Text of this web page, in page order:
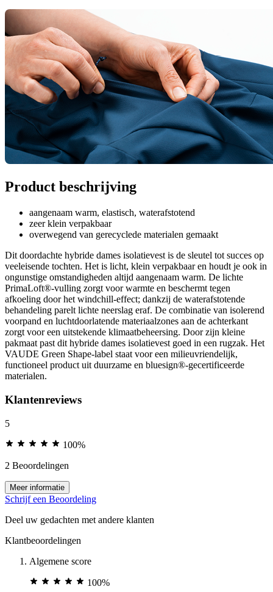
Product beschrijving
aangenaam warm, elastisch, waterafstotend
zeer klein verpakbaar
overwegend van gerecyclede materialen gemaakt
Dit doordachte hybride dames isolatievest is de sleutel tot succes op
veeleisende tochten. Het is licht, klein verpakbaar en houdt je ook in
ongunstige omstandigheden altijd aangenaam warm. De lichte
PrimaLoft®-vulling zorgt voor warmte en beschermt tegen
afkoeling door het windchill-effect; dankzij de waterafstotende
behandeling parelt lichte neerslag eraf. De combinatie van isolerend
voorpand en luchtdoorlatende materiaalzones aan de achterkant
zorgt voor een uitstekende klimaatbeheersing. Door zijn kleine
pakmaat past dit hybride dames isolatievest goed in een rugzak. Het
VAUDE Green Shape-label staat voor een milieuvriendelijk,
functioneel product uit duurzame en bluesign®-gecertificeerde
materialen.
Klantenreviews
5
100%
2 Beoordelingen
Meer informatie
Schrijf een Beoordeling
Deel uw gedachten met andere klanten
Klantbeoordelingen
Algemene score
100%